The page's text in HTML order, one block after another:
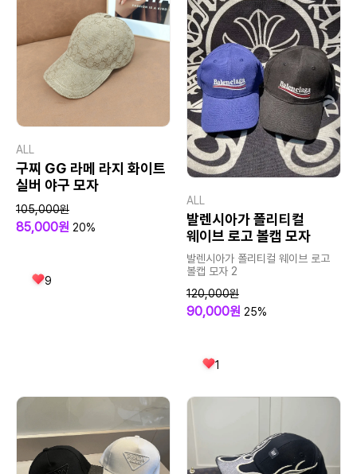
ALL
구찌 GG 라메 라지 화이트
실버 야구 모자
105,000원
85,000원 20%
9
ALL
발렌시아가 폴리티컬
웨이브 로고 볼캡 모자
발렌시아가 폴리티컬 웨이브 로고
볼캡 모자 2
120,000원
90,000원 25%
1